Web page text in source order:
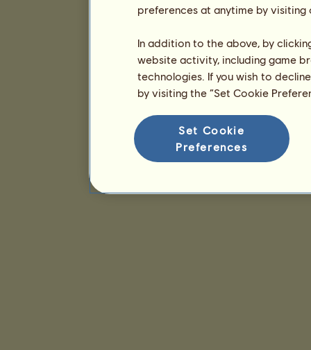
preferences at anytime by
In addition to the above, by
website activity, including game
technologies. If you wish to
by visiting the “Set Cookie
Set Cookie
Preferences